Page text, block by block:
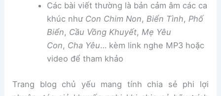
Các bài viết thường là bản cảm âm các ca
khúc như Con Chim Non, Biển Tình, Phố
Biển, Cầu Vồng Khuyết, Mẹ Yêu
Con, Cha Yêu… kèm link nghe MP3 hoặc
video để tham khảo
Trang blog chủ yếu mang tính chia sẻ phi lợi